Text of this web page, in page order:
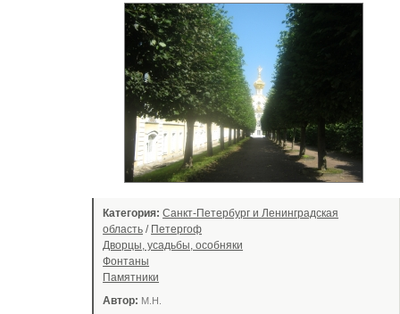
Категория:Санкт-Петербург и Ленинградская
область / Петергоф
Дворцы, усадьбы, особняки
Фонтаны
Памятники
Автор: М.Н.